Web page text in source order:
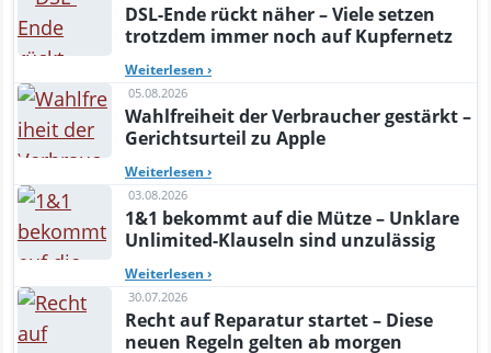
DSL-Ende rückt näher – Viele setzen
trotzdem immer noch auf Kupfernetz
Weiterlesen ›
05.08.2026
Wahlfreiheit der Verbraucher gestärkt –
Gerichtsurteil zu Apple
Weiterlesen ›
03.08.2026
1&1 bekommt auf die Mütze – Unklare
Unlimited-Klauseln sind unzulässig
Weiterlesen ›
30.07.2026
Recht auf Reparatur startet – Diese
neuen Regeln gelten ab morgen